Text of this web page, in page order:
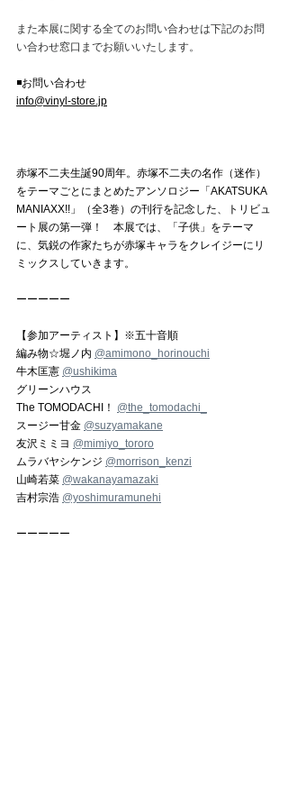
また本展に関する全てのお問い合わせは下記のお問
い合わせ窓口までお願いいたします。
◾️お問い合わせ
info@vinyl-store.jp
赤塚不二夫生誕90周年。赤塚不二夫の名作（迷作）
をテーマごとにまとめたアンソロジー「AKATSUKA
MANIAXX!!」（全3巻）の刊行を記念した、トリビュ
ート展の第一弾！　本展では、「子供」をテーマ
に、気鋭の作家たちが赤塚キャラをクレイジーにリ
ミックスしていきます。
ーーーーー
【参加アーティスト】※五十音順
編み物☆堀ノ内 @amimono_horinouchi
牛木匡憲 @ushikima
グリーンハウス
The TOMODACHI！ @the_tomodachi_
スージー甘金 @suzyamakane
友沢ミミヨ @mimiyo_tororo
ムラバヤシケンジ @morrison_kenzi
山崎若菜 @wakanayamazaki
吉村宗浩 @yoshimuramunehi
ーーーーー